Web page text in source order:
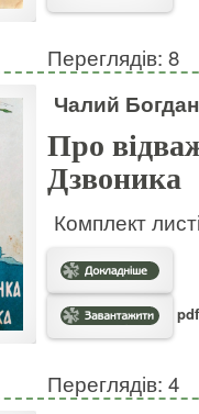
Переглядів: 8
Чалий
Про
Дзвоника
Комплект
Переглядів: 4